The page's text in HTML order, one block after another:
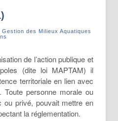
Gestion des Milieux Aquatiques
de l’action publique et
(dite loi MAPTAM) il
territoriale en lien avec
Toute personne morale ou
ou privé, pouvait mettre en
la réglementation.